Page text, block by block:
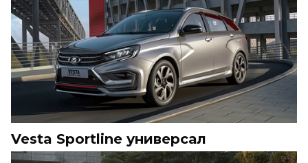
Vesta Sportline универсал